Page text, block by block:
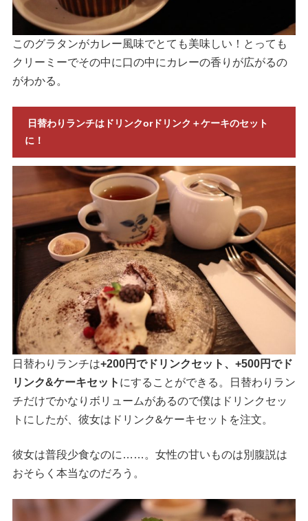
このグラタンがカレー風味でとても美味しい！とっても
クリーミーでその中に口の中にカレーの香りが広がるの
がわかる。
日替わりランチはドリンクorドリンク＋ケーキのセット
に！
日替わりランチは+200円でドリンクセット、+500円でド
リンク&ケーキセット にすることができる。日替わりラン
チだけでかなりボリュームがあるので僕はドリンクセッ
トにしたが、彼女はドリンク&ケーキセットを注文。
彼女は普段少食なのに……。女性の甘いものは別腹説は
おそらく本当なのだろう。